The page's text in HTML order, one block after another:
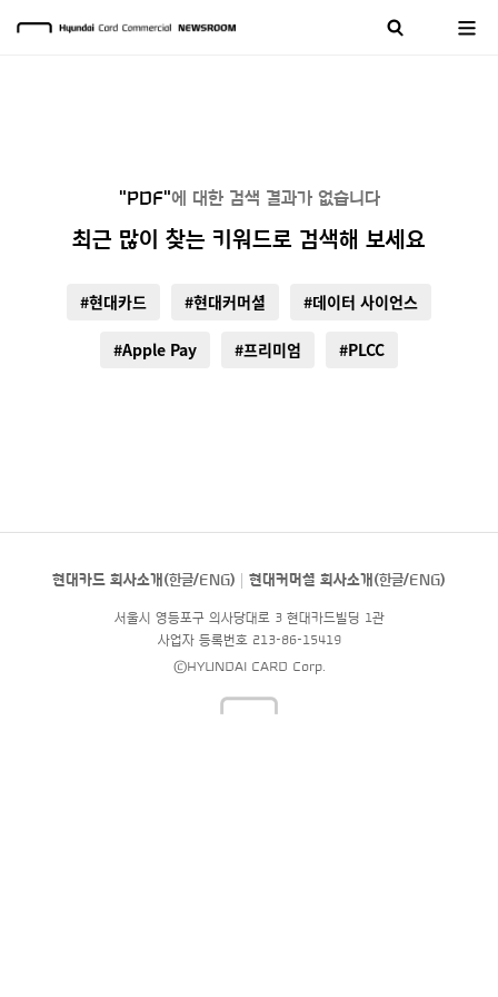
"PDF"에 대한 검색 결과가 없습니다
최근 많이 찾는 키워드로 검색해 보세요
#현대카드 #현대커머셜 #데이터 사이언스
#Apple Pay #프리미엄 #PLCC
현대카드 회사소개(한글/ENG) 현대커머셜 회사소개(한글/ENG)
서울시 영등포구 의사당대로 3 현대카드빌딩 1관
사업자 등록번호 213-86-15419
©HYUNDAI CARD Corp.